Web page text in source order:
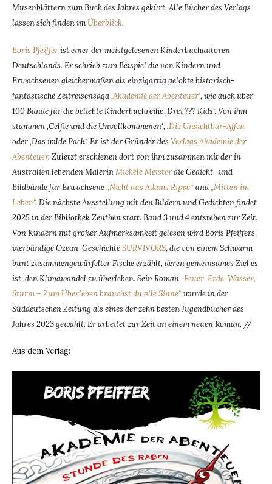
Musenblättern zum Buch des Jahres gekürt. Alle Bücher des Verlags
lassen sich finden imÜberblick.
Boris Pfeifferist einer der meistgelesenen Kinderbuchautoren
Deutschlands. Er schrieb zum Beispiel die von Kindern und
Erwachsenen gleichermaßen als einzigartig gelobte historisch-
fantastische Zeitreisensaga‚Akademie der Abenteuer‘, wie auch über
100 Bände für die beliebte Kinderbuchreihe ‚Drei ??? Kids‘. Von ihm
stammen ‚Celfie und die Unvollkommenen‘, ‚Die Unsichtbar-Affen
oder ‚Das wilde Pack‘. Er ist der Gründer des Verlags Akademie der
Abenteuer. Zuletzt erschienen dort von ihm zusammen mit der in
Australien lebenden MalerinMichèle Meisterdie Gedicht- und
Bildbände für Erwachsene„Nicht aus Adams Rippe“und„Mitten im
Leben“. Die nächste Ausstellung mit den Bildern und Gedichten findet
2025 in der Bibliothek Zeuthen statt. Band 3 und 4 entstehen zur Zeit.
Von Kindern mit großer Aufmerksamkeit gelesen wird Boris Pfeiffers
vierbändige Ozean-GeschichteSURVIVORS, die von einem Schwarm
bunt zusammengewürfelter Fische erzählt, deren gemeinsames Ziel es
ist, den Klimawandel zu überleben. Sein Roman„Feuer, Erde, Wasser,
Sturm – Zum Überleben brauchst du alle Sinne“wurde in der
Süddeutschen Zeitung als eines der zehn besten Jugendbücher des
Jahres 2023 gewählt. Er arbeitet zur Zeit an einem neuen Roman. //
Aus dem Verlag: